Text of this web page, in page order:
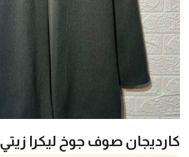
كارديجان صوف جوخ ليكرا زيتي